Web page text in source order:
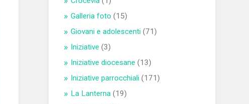
Galleria foto (15)
Giovani e adolescenti (71)
Iniziative (3)
Iniziative diocesane (13)
Iniziative parrocchiali (171)
La Lanterna (19)